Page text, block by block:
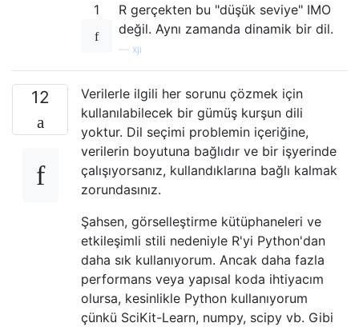
1
R gerçekten bu "düşük seviye" IMO
değil. Aynı zamanda dinamik bir dil.
xji
12
Verilerle ilgili her sorunu çözmek için
kullanılabilecek bir gümüş kurşun dili
yoktur. Dil seçimi problemin içeriğine,
verilerin boyutuna bağlıdır ve bir işyerinde
çalışıyorsanız, kullandıklarına bağlı kalmak
zorundasınız.
Şahsen, görselleştirme kütüphaneleri ve
etkileşimli stili nedeniyle R'yi Python'dan
daha sık kullanıyorum. Ancak daha fazla
performans veya yapısal koda ihtiyacım
olursa, kesinlikle Python kullanıyorum
çünkü SciKit-Learn, numpy, scipy vb. Gibi